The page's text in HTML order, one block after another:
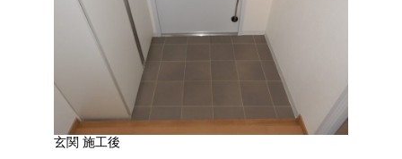
玄関 施工後